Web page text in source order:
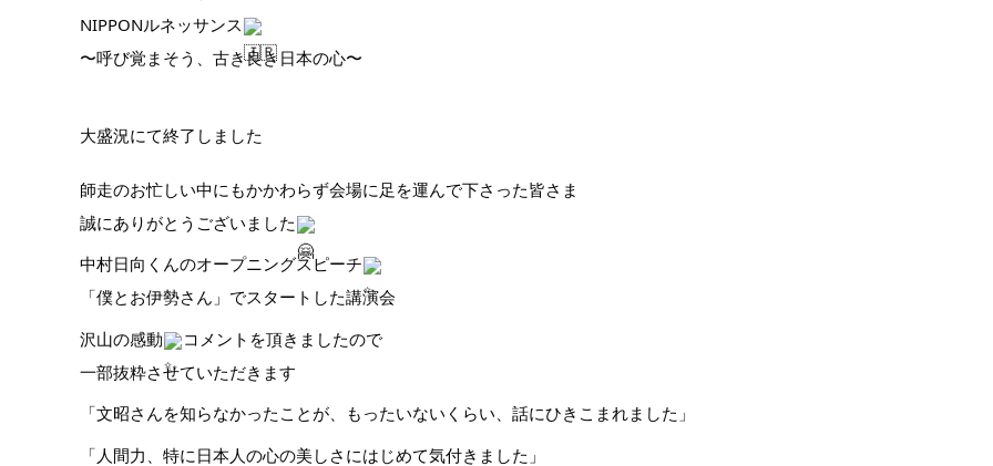
NIPPONルネッサンス
〜呼び覚まそう、古き良き日本の心〜
大盛況にて終了しました
師走のお忙しい中にもかかわらず会場に足を運んで下さった皆さま
誠にありがとうございました
中村日向くんのオープニングスピーチ
「僕とお伊勢さん」でスタートした講演会
沢山の感動
コメントを頂きましたので
一部抜粋させていただきます
「文昭さんを知らなかったことが、もったいない くらい、話にひきこまれました」
「人間力、特に日本人の心の美しさにはじめて気付きました」